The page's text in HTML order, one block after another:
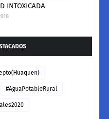
INTOXICADA
#AguaPotableRural